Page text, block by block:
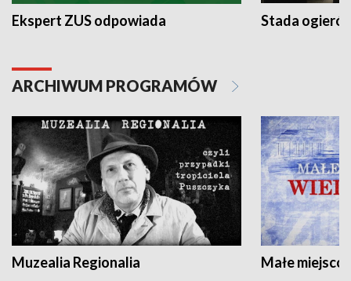
Ekspert ZUS odpowiada Stada
ARCHIWUM PROGRAMÓW
Muzealia Regionalia Małe